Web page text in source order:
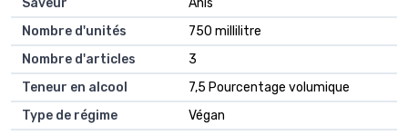
Saveur
Anis
Nombre d'unités
750 millilitre
Nombre d'articles
3
Teneur en alcool
7,5 Pourcentage volumique
Type de régime
Végan